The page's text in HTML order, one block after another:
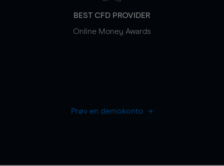
BEST CFD PROVIDER
Online Money Awards
Prøv en demokonto